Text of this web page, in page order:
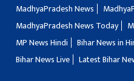
MadhyaPradesh News
MadhyaPradesh News Today
MP News Hindi
Bihar News in
Bihar News Live
Latest Bihar